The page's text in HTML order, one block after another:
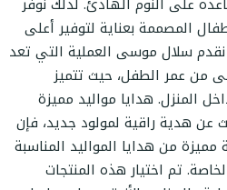
المصممة بعناية لتوفير أعلى
نقدم سلال موسى العملية التي تعد
من عمر الطفل، حيث تتميز
المنزل. هدايا مواليد مميزة
عن هدية راقية لمولود جديد، فإن
من هدايا المواليد المناسبة
تم اختيار هذه المنتجات